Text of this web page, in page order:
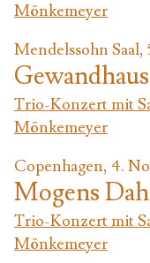
Mönkemeyer
Mendelssohn Saal,
Trio-Konzert mit
Mönkemeyer
Copenhagen, 4.
Mogens
Trio-Konzert mit
Mönkemeyer